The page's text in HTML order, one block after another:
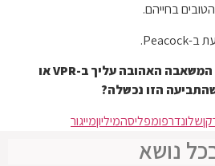
בחייהם.
ספר לנו – מה הייתה סצנת המשאבה האהובה עליך ב-VPR או
קןשלונדרפומפליסהמיליוןמייגור
נושא